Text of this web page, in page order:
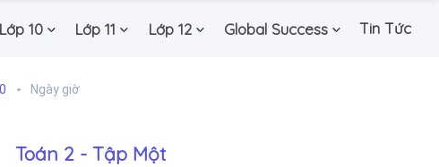
Lớp 10 Lớp 11 Lớp 12 Global Success Tin Tức
Ngày giờ
Toán 2 - Tập Một